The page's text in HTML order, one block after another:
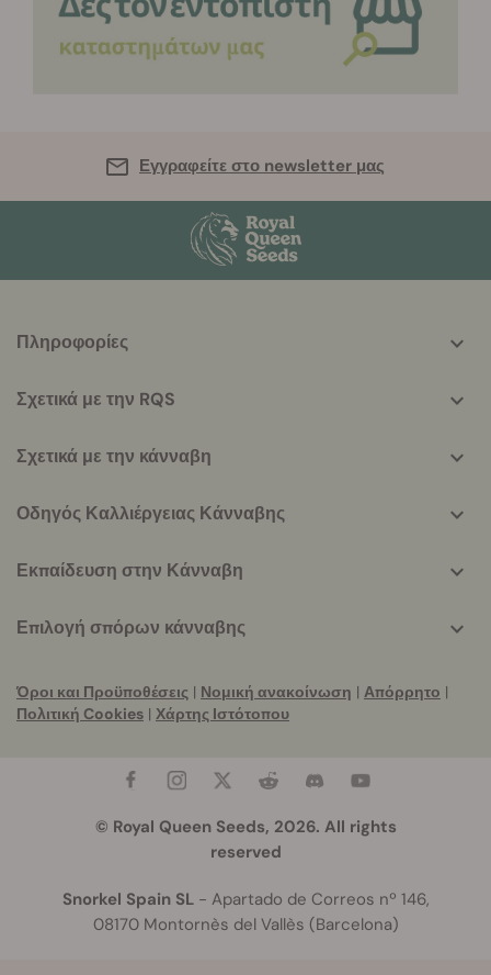
Εγγραφείτε στο newsletter μας
helpful
Πληροφορίες
Σχετικά με την RQS
Σχετικά με την κάνναβη
Οδηγός Καλλιέργειας Κάνναβης
Εκπαίδευση στην Κάνναβη
Επιλογή σπόρων κάνναβης
Όροι και Προϋποθέσεις | Νομική ανακοίνωση | Απόρρητο |
Πολιτική Cookies | Χάρτης Ιστότοπου
© Royal Queen Seeds, 2026. All rights
reserved
Snorkel Spain SL- Apartado de Correos nº 146,
08170 Montornès del Vallès (Barcelona)